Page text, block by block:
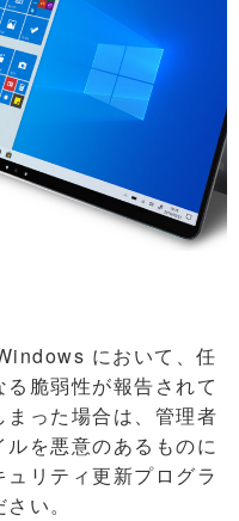
において、任
脆弱性が報告されて
った場合は、管理者
を悪意のあるものに
リティ更新プログラ
い。